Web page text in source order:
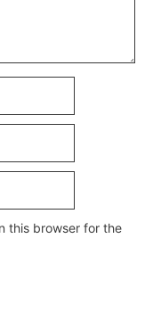
this browser for the